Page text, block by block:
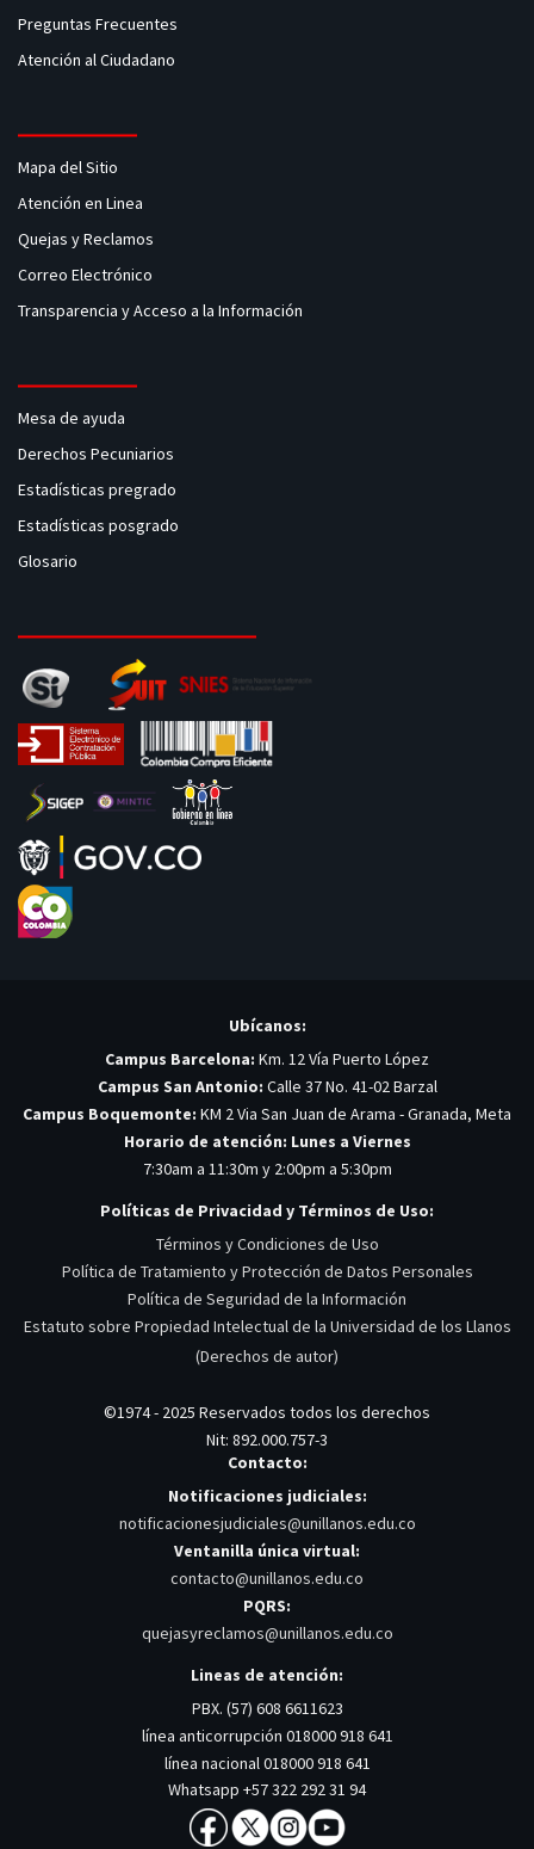
Preguntas Frecuentes
Atención al Ciudadano
Mapa del Sitio
Atención en Linea
Quejas y Reclamos
Correo Electrónico
Transparencia y Acceso a la Información
Mesa de ayuda
Derechos Pecuniarios
Estadísticas pregrado
Estadísticas posgrado
Glosario
Ubícanos:
Campus Barcelona: Km. 12 Vía Puerto López
Campus San Antonio: Calle 37 No. 41-02 Barzal
Campus Boquemonte: KM 2 Via San Juan de Arama - Granada, Meta
Horario de atención: Lunes a Viernes
7:30am a 11:30m y 2:00pm a 5:30pm
Políticas de Privacidad y Términos de Uso:
Términos y Condiciones de Uso
Política de Tratamiento y Protección de Datos Personales
Política de Seguridad de la Información
Estatuto sobre Propiedad Intelectual de la Universidad de los Llanos
(Derechos de autor)
©1974 - 2025 Reservados todos los derechos
Nit: 892.000.757-3
Contacto:
Notificaciones judiciales:
notificacionesjudiciales@unillanos.edu.co
Ventanilla única virtual:
contacto@unillanos.edu.co
PQRS:
quejasyreclamos@unillanos.edu.co
Lineas de atención:
PBX. (57) 608 6611623
línea anticorrupción 018000 918 641
línea nacional 018000 918 641
Whatsapp +57 322 292 31 94